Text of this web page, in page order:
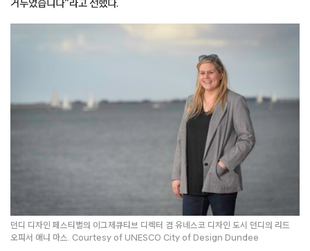
거두었습니다”라고 전했다.
던디 디자인 페스티벌의 이그제큐티브 디렉터 겸 유네스코 디자인 도시 던디의 리드
오피서 애니 마스. Courtesy of UNESCO City of Design Dundee